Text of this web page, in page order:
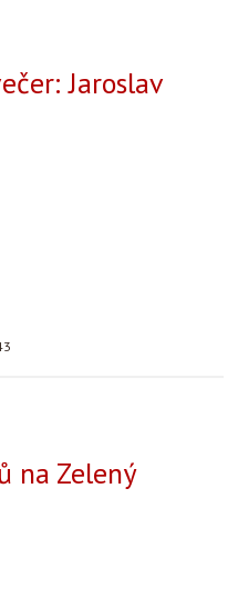
Jaroslav
na Zelený